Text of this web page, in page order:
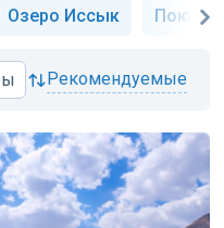
Озеро Иссык Поющий
рекомендуемые